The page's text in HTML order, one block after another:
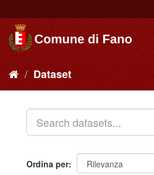
Dataset
Ordina per